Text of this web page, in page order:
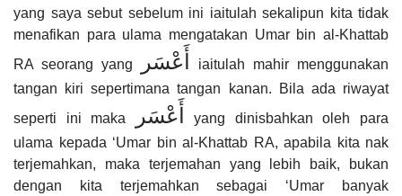
yang saya sebut sebelum ini iaitulah sekalipun kita tidak
menafikan para ulama mengatakan Umar bin al-Khattab
RA seorang yang
أَعْسَر
iaitulah mahir menggunakan
tangan kiri sepertimana tangan kanan. Bila ada riwayat
seperti ini maka
أَعْسَر
yang dinisbahkan oleh para
ulama kepada ‘Umar bin al-Khattab RA, apabila kita nak
terjemahkan, maka terjemahan yang lebih baik, bukan
dengan kita terjemahkan sebagai ‘Umar banyak